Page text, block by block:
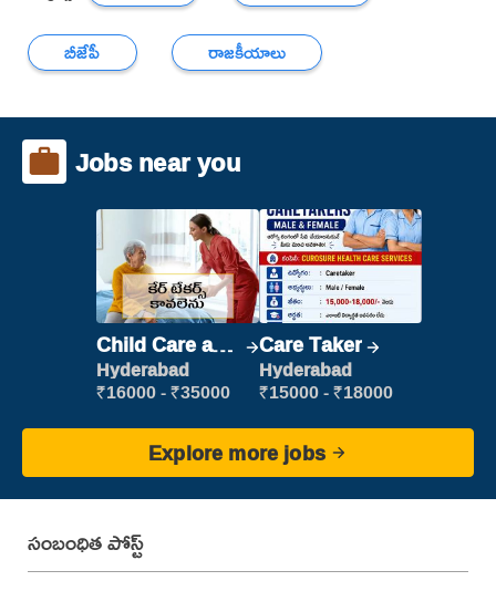
బీజేపీ
రాజకీయాలు
Jobs near you
Child Care and
Patient care
Hyderabad
₹16000 - ₹35000
Care Taker
Hyderabad
₹15000 - ₹18000
Explore more jobs
సంబంధిత పోస్ట్